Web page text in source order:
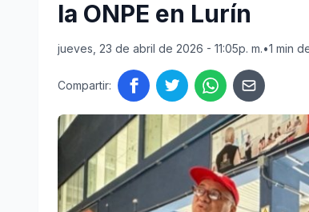
la ONPE en Lurín
jueves, 23 de abril de 2026 - 11:05p. m.•1 min
Compartir: